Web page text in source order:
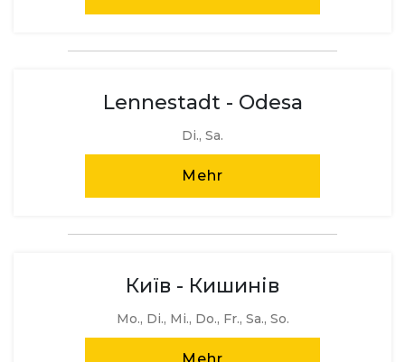
Lennestadt - Odesa
Di., Sa.
Mehr
Київ - Кишинів
Mo., Di., Mi., Do., Fr., Sa., So.